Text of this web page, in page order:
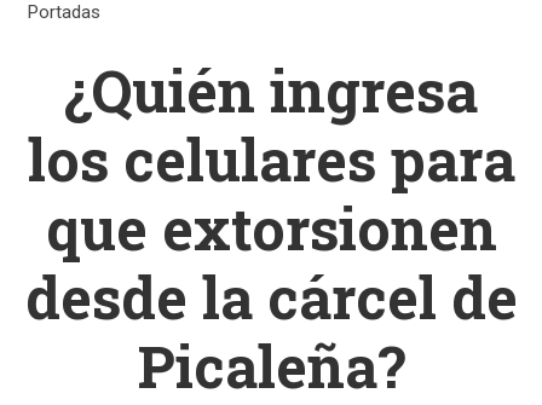
Portadas
¿Quién ingresa
los celulares para
que extorsionen
desde la cárcel de
Picaleña?